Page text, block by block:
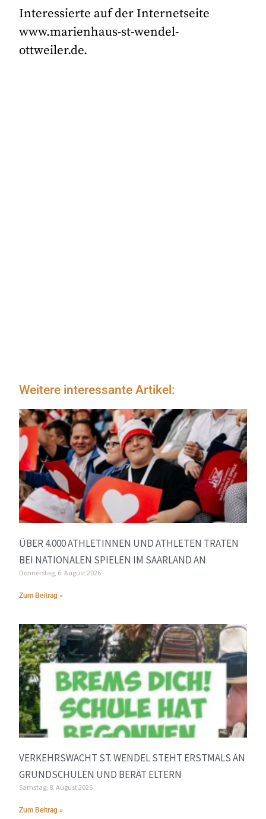
Interessierte auf der Internetseite
www.marienhaus-st-wendel-
ottweiler.de.
Weitere interessante Artikel:
ÜBER 4.000 ATHLETINNEN UND ATHLETEN TRATEN
BEI NATIONALEN SPIELEN IM SAARLAND AN
Donnerstag, 6. August 2026
Zum Beitrag »
VERKEHRSWACHT ST. WENDEL STEHT ERSTMALS AN
GRUNDSCHULEN UND BERÄT ELTERN
Samstag, 8. August 2026
Zum Beitrag »